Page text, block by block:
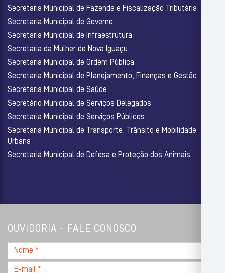
Secretaria Municipal de Fazenda e Fiscalização Tributária
Secretaria Municipal de Governo
Secretaria Municipal de Infraestrutura
Secretaria da Mulher de Nova Iguaçu
Secretaria Municipal de Ordem Pública
Secretaria Municipal de Planejamento, Finanças e Gestão
Secretaria Municipal de Saúde
Secretário Municipal de Serviços Delegados
Secretaria Municipal de Serviços Públicos
Secretaria Municipal de Transporte, Trânsito e Mobilidade
Urbana
Secretaria Municipal de Defesa e Proteção dos Animais
OUVIDORIA - FALE CONOSCO
Nome
*
E-